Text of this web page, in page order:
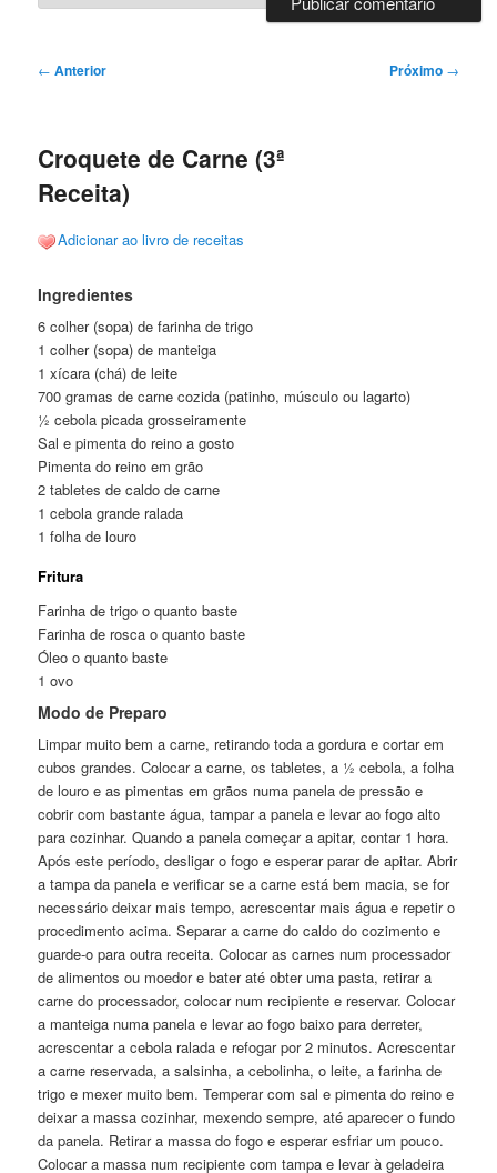
Navegação
← Anterior Próximo →
Croquete de Carne (3ª
Receita)
Adicionar ao livro de receitas
Ingredientes
6 colher (sopa) de farinha de trigo
1 colher (sopa) de manteiga
1 xícara (chá) de leite
700 gramas de carne cozida (patinho, músculo ou lagarto)
½ cebola picada grosseiramente
Sal e pimenta do reino a gosto
Pimenta do reino em grão
2 tabletes de caldo de carne
1 cebola grande ralada
1 folha de louro
Fritura
Farinha de trigo o quanto baste
Farinha de rosca o quanto baste
Óleo o quanto baste
1 ovo
Modo de Preparo
Limpar muito bem a carne, retirando toda a gordura e cortar em
cubos grandes. Colocar a carne, os tabletes, a ½ cebola, a folha
de louro e as pimentas em grãos numa panela de pressão e
cobrir com bastante água, tampar a panela e levar ao fogo alto
para cozinhar. Quando a panela começar a apitar, contar 1 hora.
Após este período, desligar o fogo e esperar parar de apitar. Abrir
a tampa da panela e verificar se a carne está bem macia, se for
necessário deixar mais tempo, acrescentar mais água e repetir o
procedimento acima. Separar a carne do caldo do cozimento e
guarde-o para outra receita. Colocar as carnes num processador
de alimentos ou moedor e bater até obter uma pasta, retirar a
carne do processador, colocar num recipiente e reservar. Colocar
a manteiga numa panela e levar ao fogo baixo para derreter,
acrescentar a cebola ralada e refogar por 2 minutos. Acrescentar
a carne reservada, a salsinha, a cebolinha, o leite, a farinha de
trigo e mexer muito bem. Temperar com sal e pimenta do reino e
deixar a massa cozinhar, mexendo sempre, até aparecer o fundo
da panela. Retirar a massa do fogo e esperar esfriar um pouco.
Colocar a massa num recipiente com tampa e levar à geladeira